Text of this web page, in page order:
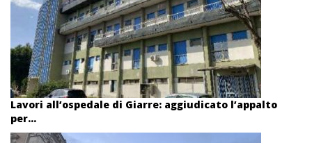
Lavori all’ospedale di Giarre: aggiudicato l’appalto
per...